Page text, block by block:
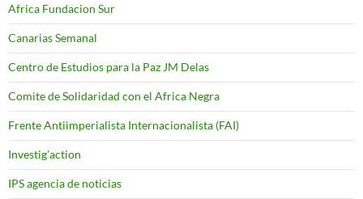
Africa Fundacion Sur
Canarias Semanal
Centro de Estudios para la Paz JM Delas
Comite de Solidaridad con el Africa Negra
Frente Antiimperialista Internacionalista (FAI)
Investig'action
IPS agencia de noticias